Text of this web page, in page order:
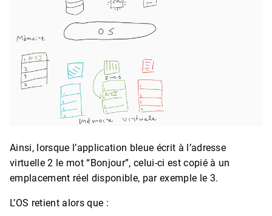
Ainsi, lorsque l’application bleue écrit à l’adresse
virtuelle 2 le mot “Bonjour”, celui-ci est copié à un
emplacement réel disponible, par exemple le 3.
L’OS retient alors que :